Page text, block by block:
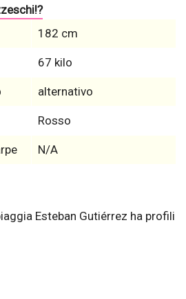
182 cm
67 kilo
alternativo
Rosso
N/A
Esteban Gutiérrez ha profili